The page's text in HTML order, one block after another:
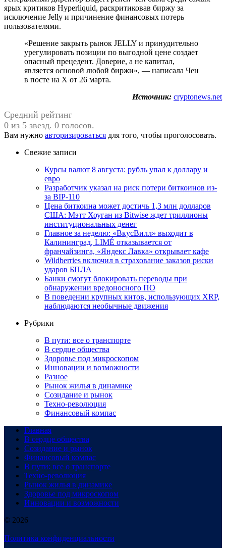
ярых критиков Hyperliquid, раскритиковав биржу за
исключение Jelly и причинение финансовых потерь
пользователями.
«Решение закрыть рынок JELLY и принудительно
урегулировать позиции по выгодной цене создает
опасный прецедент. Доверие, а не капитал,
является основой любой биржи», — написала Чен
в посте на X от 26 марта.
Источник: cryptonews.net
Средний рейтинг
0 из 5 звезд. 0 голосов.
Вам нужно авторизироваться для того, чтобы проголосовать.
Свежие записи
Курсы валют 8 августа: рубль упал к доллару и
евро
Разработчик указал на риск потери биткоинов из-
за BIP-110
Цена биткоина может достичь 1,3 млн долларов
США: Мэтт Хоуган из Bitwise ждет триллионы
институциональных денег
Главное за неделю: «ВкусВилл» выходит в
Калининград, LIMÉ отказывается от
франчайзинга, «Яндекс Лавка» открывает кафе
Wildberries включил в страхование заказов риски
ударов БПЛА
Банки смогут блокировать переводы при
обнаружении вредоносного ПО
В поведении крупных китов, использующих XRP,
наблюдаются необычные движения
Рубрики
В пути: все о транспорте
В сердце общества
Здоровье под микроскопом
Инновации и возможности
Разное
Рынок жилья в динамике
Созидание и рынок
Техно-революция
Финансовый компас
Главная
В сердце общества
Созидание и рынок
Финансовый компас
В пути: все о транспорте
Техно-революция
Рынок жилья в динамике
Здоровье под микроскопом
Инновации и возможности
© 2026
Политика конфиденциальности